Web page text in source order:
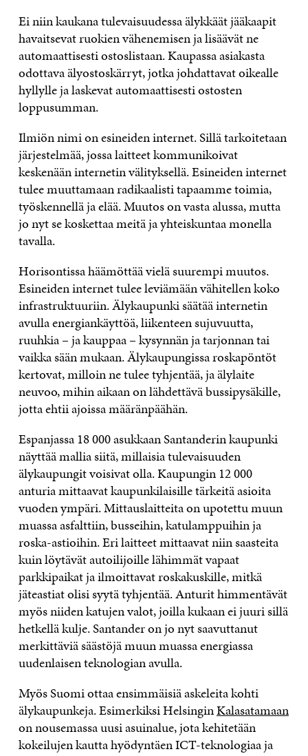
Ei niin kaukana tulevaisuudessa älykkäät jääkaapit
havaitsevat ruokien vähenemisen ja lisäävät ne
automaattisesti ostoslistaan. Kaupassa asiakasta
odottava älyostoskärryt, jotka johdattavat oikealle
hyllylle ja laskevat automaattisesti ostosten
loppusumman.
Ilmiön nimi on esineiden internet. Sillä tarkoitetaan
järjestelmää, jossa laitteet kommunikoivat
keskenään internetin välityksellä. Esineiden internet
tulee muuttamaan radikaalisti tapaamme toimia,
työskennellä ja elää. Muutos on vasta alussa, mutta
jo nyt se koskettaa meitä ja yhteiskuntaa monella
tavalla.
Horisontissa häämöttää vielä suurempi muutos.
Esineiden internet tulee leviämään vähitellen koko
infrastruktuuriin. Älykaupunki säätää internetin
avulla energiankäyttöä, liikenteen sujuvuutta,
ruuhkia – ja kauppaa – kysynnän ja tarjonnan tai
vaikka sään mukaan. Älykaupungissa roskapöntöt
kertovat, milloin ne tulee tyhjentää, ja älylaite
neuvoo, mihin aikaan on lähdettävä bussipysäkille,
jotta ehtii ajoissa määränpäähän.
Espanjassa 18 000 asukkaan Santanderin kaupunki
näyttää mallia siitä, millaisia tulevaisuuden
älykaupungit voisivat olla. Kaupungin 12 000
anturia mittaavat kaupunkilaisille tärkeitä asioita
vuoden ympäri. Mittauslaitteita on upotettu muun
muassa asfalttiin, busseihin, katulamppuihin ja
roska-astioihin. Eri laitteet mittaavat niin saasteita
kuin löytävät autoilijoille lähimmät vapaat
parkkipaikat ja ilmoittavat roskakuskille, mitkä
jäteastiat olisi syytä tyhjentää. Anturit himmentävät
myös niiden katujen valot, joilla kukaan ei juuri sillä
hetkellä kulje. Santander on jo nyt saavuttanut
merkittäviä säästöjä muun muassa energiassa
uudenlaisen teknologian avulla.
Myös Suomi ottaa ensimmäisiä askeleita kohti
älykaupunkeja. Esimerkiksi HelsinginKalasatamaan
on nousemassa uusi asuinalue, jota kehitetään
kokeilujen kautta hyödyntäen ICT-teknologiaa ja